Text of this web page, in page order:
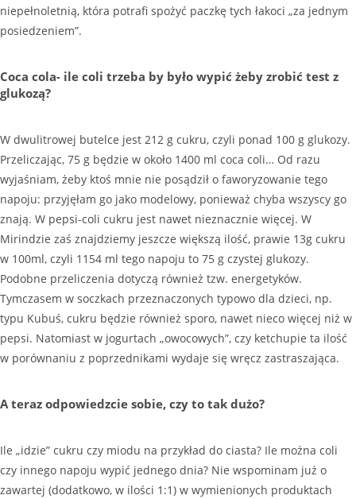
niepełnoletnią, która potrafi spożyć paczkę tych łakoci „za jednym
posiedzeniem”.
Coca cola- ile coli trzeba by było wypić żeby zrobić test z
glukozą?
W dwulitrowej butelce jest 212 g cukru, czyli ponad 100 g glukozy.
Przeliczając, 75 g będzie w około 1400 ml coca coli… Od razu
wyjaśniam, żeby ktoś mnie nie posądził o faworyzowanie tego
napoju: przyjęłam go jako modelowy, ponieważ chyba wszyscy go
znają. W pepsi-coli cukru jest nawet nieznacznie więcej. W
Mirindzie zaś znajdziemy jeszcze większą ilość, prawie 13g cukru
w 100ml, czyli 1154 ml tego napoju to 75 g czystej glukozy.
Podobne przeliczenia dotyczą również tzw. energetyków.
Tymczasem w soczkach przeznaczonych typowo dla dzieci, np.
typu Kubuś, cukru będzie również sporo, nawet nieco więcej niż w
pepsi. Natomiast w jogurtach „owocowych”, czy ketchupie ta ilość
w porównaniu z poprzednikami wydaje się wręcz zastraszająca.
A teraz odpowiedzcie sobie, czy to tak dużo?
Ile „idzie” cukru czy miodu na przykład do ciasta? Ile można coli
czy innego napoju wypić jednego dnia? Nie wspominam już o
zawartej (dodatkowo, w ilości 1:1) w wymienionych produktach